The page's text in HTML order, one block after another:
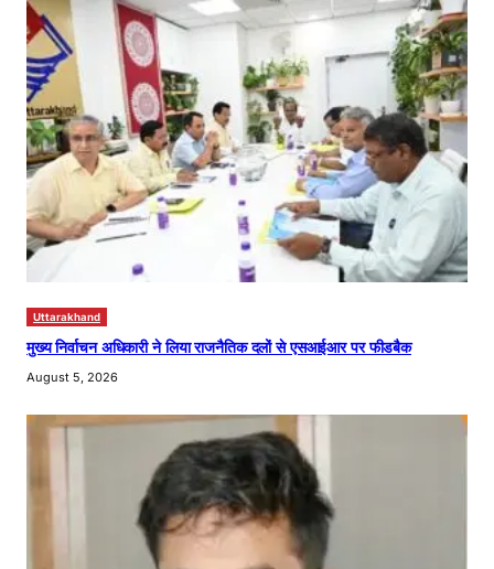
Uttarakhand
मुख्य निर्वाचन अधिकारी ने लिया राजनैतिक दलों से एसआईआर पर फीडबैक
August 5, 2026